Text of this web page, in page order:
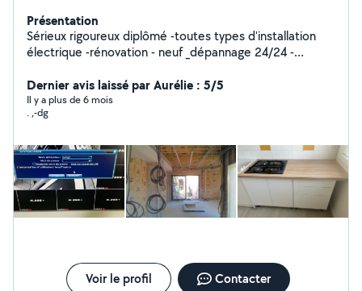
Présentation
Sérieux rigoureux diplômé -toutes types d'installation
électrique -rénovation - neuf _dépannage 24/24 -
vidéosurveillance -montage de toutes types de cuisines
Dernier avis laissé par Aurélie : 5/5
Il y a plus de 6 mois
. ,-dg
Voir le profil Contacter